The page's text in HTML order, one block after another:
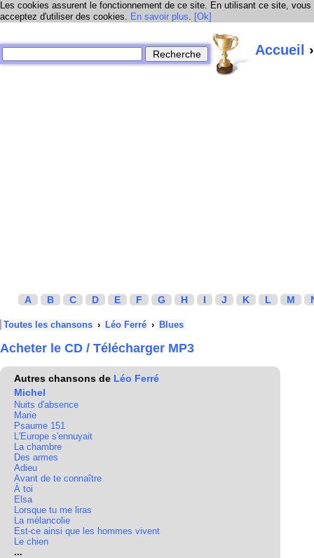
Les cookies assurent le fonctionnement de ce site. En utilisant ce site, vous
acceptez d'utiliser des cookies. En savoir plus. [Ok]
Accueil
A B C D E F G H I J K L M
Toutes les chansons › Léo Ferré › Blues
Acheter le CD / Télécharger MP3
Autres chansons de Léo Ferré
Michel
Nuits d'absence
Marie
Psaume 151
L'Europe s'ennuyait
La chambre
Des armes
Adieu
Avant de te connaître
À toi
Elsa
Lorsque tu me liras
La mélancolie
Est-ce ainsi que les hommes vivent
Le chien
...